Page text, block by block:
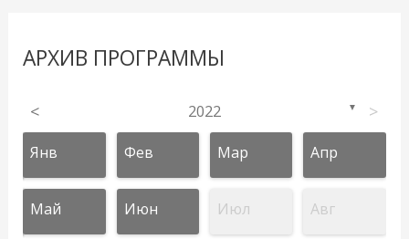
АРХИВ ПРОГРАММЫ
< 2022 ▼ >
Янв Фев Мар Апр
Май Июн Июл Авг